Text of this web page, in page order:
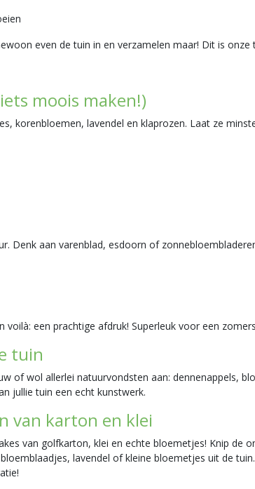
even de tuin in en verzamelen maar! Dit is
moois maken!)
korenbloemen, lavendel en klaprozen. Laat ze
Denk aan varenblad, esdoorn of
een prachtige afdruk! Superleuk voor een
tuin
of wol allerlei natuurvondsten aan: dennenappels,
jullie tuin een echt kunstwerk.
van karton en klei
van golfkarton, klei en echte bloemetjes! Knip de
bloemblaadjes, lavendel of kleine bloemetjes uit de